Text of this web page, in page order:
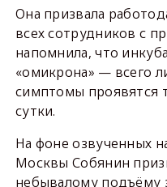
Она призвала
всех сотрудников с
напомнила, что
«омикрона» — всего
симптомы проявятся
сутки.
На фоне озвученных
Москвы Собянин
небывалому подъёму